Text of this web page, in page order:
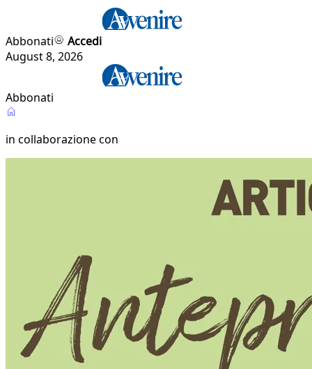
Abbonati
Accedi
August 8, 2026
Abbonati
in collaborazione con